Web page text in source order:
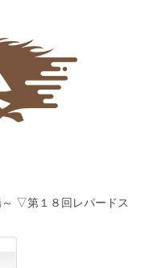
▽第１８回レパードス